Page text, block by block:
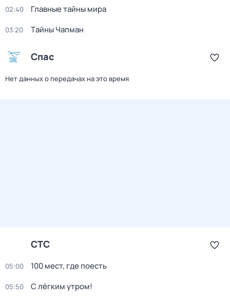
02:40 Главные тайны мира
03:20 Тaйны Чапман
Спас
Нет данных о передачах на это время
СТС
05:00 100 мест, где поесть
05:50 С лёгким утром!